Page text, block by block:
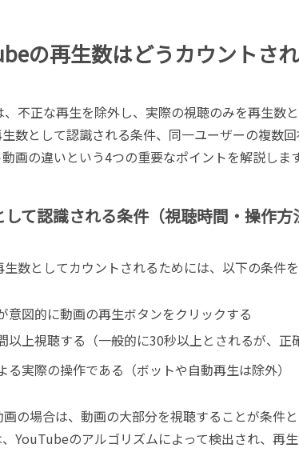
の再生数はどうカウントさ
、不正な再生を除外し、実際の視聴のみを再生数
数として認識される条件、同一ユーザーの複数
画の違いという4つの重要なポイントを解説します
て認識される条件（視聴時間・操作方
生数としてカウントされるためには、以下の条件
意図的に動画の再生ボタンをクリックする
以上視聴する（一般的に30秒以上とされるが、正
る実際の操作である（ボットや自動再生は除外）
の場合は、動画の大部分を視聴することが条件
YouTubeのアルゴリズムによって検出され、再